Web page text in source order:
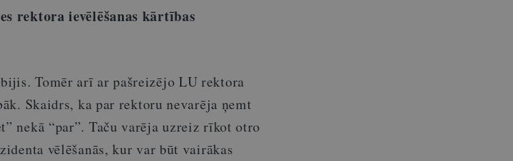
rektora ievēlēšanas kārtības
Tomēr arī ar pašreizējo LU rektora
Skaidrs, ka par rektoru nevarēja ņemt
nekā “par”. Taču varēja uzreiz rīkot otro
vēlēšanās, kur var būt vairākas